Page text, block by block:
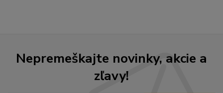
Nepremeškajte novinky, akcie a
zľavy!